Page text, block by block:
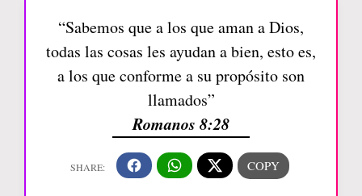
“Sabemos que a los que aman a Dios,
todas las cosas les ayudan a bien, esto es,
a los que conforme a su propósito son
llamados”
Romanos 8:28